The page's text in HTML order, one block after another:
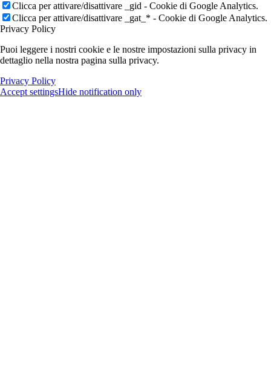
Clicca per attivare/disattivare _gid - Cookie di Google Analytics.
Clicca per attivare/disattivare _gat_* - Cookie di Google Analytics.
Privacy Policy
Puoi leggere i nostri cookie e le nostre impostazioni sulla privacy in
dettaglio nella nostra pagina sulla privacy.
Privacy Policy
Accept settingsHide notification only